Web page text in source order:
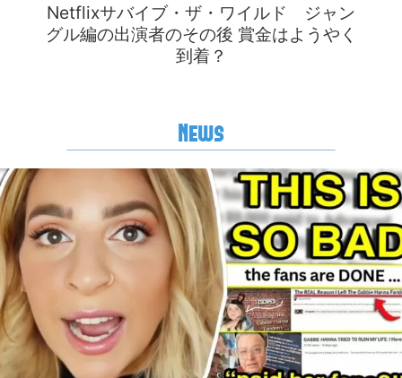
Netflixサバイブ・ザ・ワイルド ジャン
グル編の出演者のその後 賞金はようやく
到着？
News